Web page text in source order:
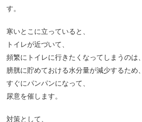
す。
寒いとこに立っていると、
トイレが近づいて、
頻繁にトイレに行きたくなってしまうのは、
膀胱に貯めておける水分量が減少するため、
すぐにパンパンになって、
尿意を催します。
対策として、